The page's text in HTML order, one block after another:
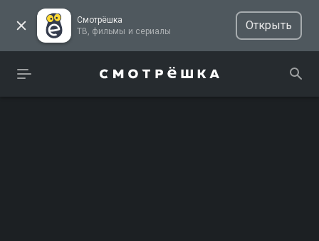
Смотрёшка
ТВ, фильмы и сериалы
Открыть